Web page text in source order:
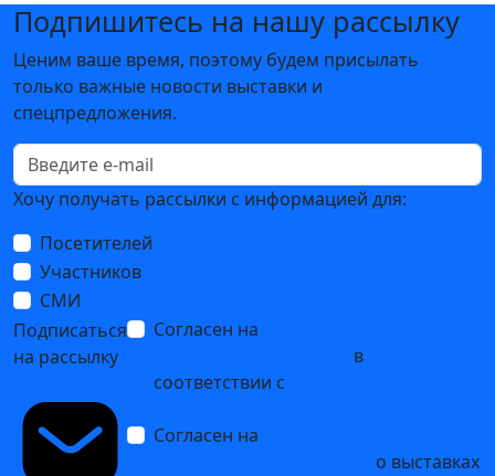
Подпишитесь на нашу рассылку
Ценим ваше время, поэтому будем присылать
только важные новости выставки и
спецпредложения.
Хочу получать рассылки с информацией для:
Посетителей
Участников
СМИ
Подписаться
на рассылку
Согласен на
в
соответствии с
Согласен на
о выставках